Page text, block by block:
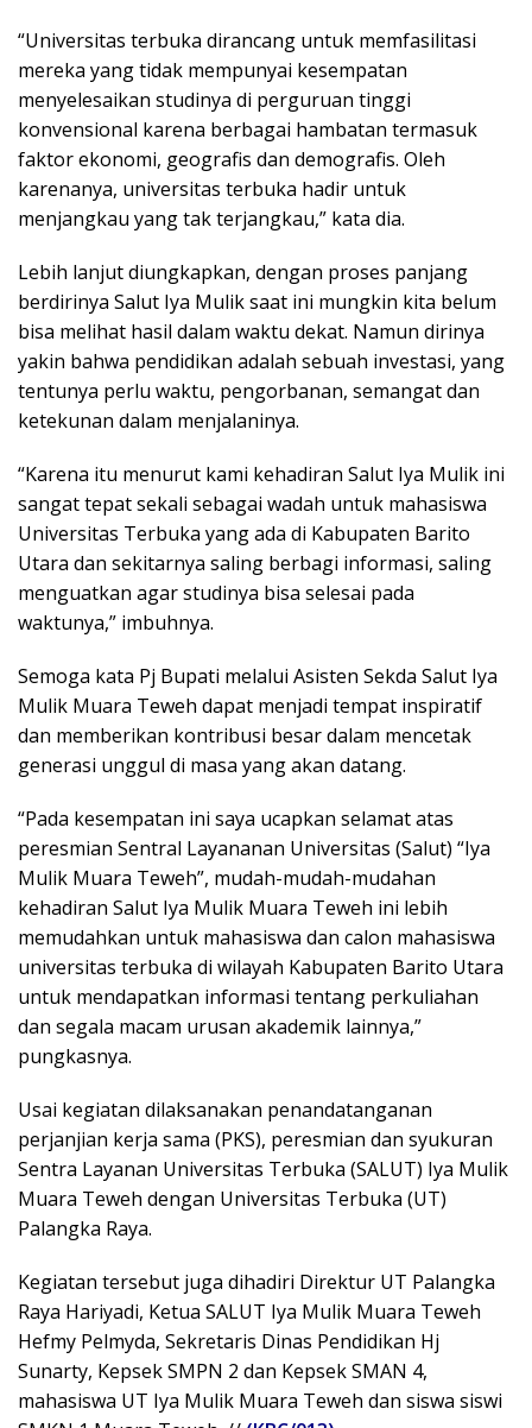
“Universitas terbuka dirancang untuk memfasilitasi
mereka yang tidak mempunyai kesempatan
menyelesaikan studinya di perguruan tinggi
konvensional karena berbagai hambatan termasuk
faktor ekonomi, geografis dan demografis. Oleh
karenanya, universitas terbuka hadir untuk
menjangkau yang tak terjangkau,” kata dia.
Lebih lanjut diungkapkan, dengan proses panjang
berdirinya Salut Iya Mulik saat ini mungkin kita belum
bisa melihat hasil dalam waktu dekat. Namun dirinya
yakin bahwa pendidikan adalah sebuah investasi, yang
tentunya perlu waktu, pengorbanan, semangat dan
ketekunan dalam menjalaninya.
“Karena itu menurut kami kehadiran Salut Iya Mulik ini
sangat tepat sekali sebagai wadah untuk mahasiswa
Universitas Terbuka yang ada di Kabupaten Barito
Utara dan sekitarnya saling berbagi informasi, saling
menguatkan agar studinya bisa selesai pada
waktunya,” imbuhnya.
Semoga kata Pj Bupati melalui Asisten Sekda Salut Iya
Mulik Muara Teweh dapat menjadi tempat inspiratif
dan memberikan kontribusi besar dalam mencetak
generasi unggul di masa yang akan datang.
“Pada kesempatan ini saya ucapkan selamat atas
peresmian Sentral Layananan Universitas (Salut) “Iya
Mulik Muara Teweh”, mudah-mudah-mudahan
kehadiran Salut Iya Mulik Muara Teweh ini lebih
memudahkan untuk mahasiswa dan calon mahasiswa
universitas terbuka di wilayah Kabupaten Barito Utara
untuk mendapatkan informasi tentang perkuliahan
dan segala macam urusan akademik lainnya,”
pungkasnya.
Usai kegiatan dilaksanakan penandatanganan
perjanjian kerja sama (PKS), peresmian dan syukuran
Sentra Layanan Universitas Terbuka (SALUT) Iya Mulik
Muara Teweh dengan Universitas Terbuka (UT)
Palangka Raya.
Kegiatan tersebut juga dihadiri Direktur UT Palangka
Raya Hariyadi, Ketua SALUT Iya Mulik Muara Teweh
Hefmy Pelmyda, Sekretaris Dinas Pendidikan Hj
Sunarty, Kepsek SMPN 2 dan Kepsek SMAN 4,
mahasiswa UT Iya Mulik Muara Teweh dan siswa siswi